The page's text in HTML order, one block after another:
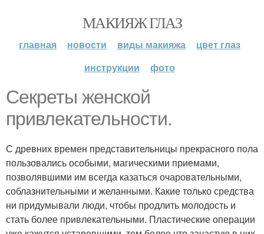
МАКИЯЖ ГЛАЗ
главная новости виды макияжа
цвет глаз
инструкции
фото
Секреты женской
привлекательности.
С древних времен представительницы прекрасного пола
пользовались особыми, магическими приемами,
позволявшими им всегда казаться очаровательными,
соблазнительными и желанными. Какие только средства
ни придумывали люди, чтобы продлить молодость и
стать более привлекательными. Пластические операции